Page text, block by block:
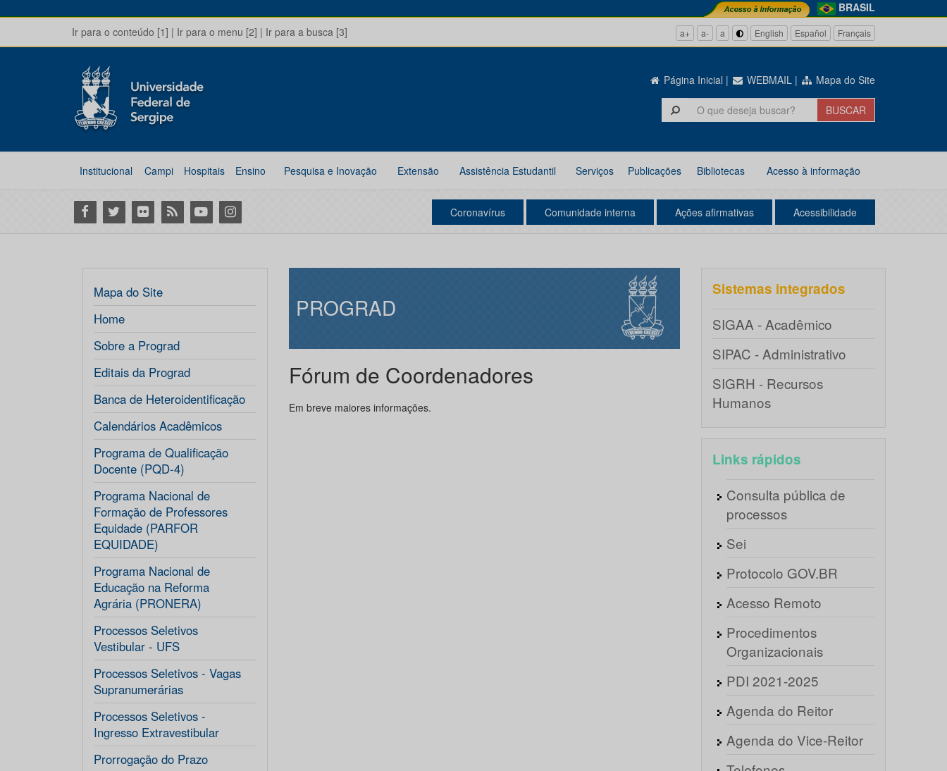
BRASIL
Ir para o conteúdo [1] | Ir para o menu [2] | Ir para a busca [3] a+ a- a English Español Français
Página Inicial | WEBMAIL | Mapa do Site
Institucional Campi Hospitais Ensino Pesquisa e Inovação Extensão Assistência Estudantil Serviços Publicações Bibliotecas Acesso à informação
Facebook
Twitter Flickr RSS YoutubeInstagram Coronavírus Comunidade interna Ações afirmativas Acessibilidade
Mapa do Site
Home
Sobre a Prograd
Editais da Prograd
Banca de Heteroidentificação
Calendários Acadêmicos
Programa de Qualificação
Docente (PQD-4)
Programa Nacional de
Formação de Professores
Equidade (PARFOR
EQUIDADE)
Programa Nacional de
Educação na Reforma
Agrária (PRONERA)
Processos Seletivos
Vestibular - UFS
Processos Seletivos - Vagas
Supranumerárias
Processos Seletivos -
Ingresso Extravestibular
Prorrogação do Prazo
PROGRAD
Fórum de Coordenadores
Em breve maiores informações.
Sistemas integrados
SIGAA - Acadêmico
SIPAC - Administrativo
SIGRH - Recursos
Humanos
Links rápidos
Consulta pública de
processos
Sei
Protocolo GOV.BR
Acesso Remoto
Procedimentos
Organizacionais
PDI 2021-2025
Agenda do Reitor
Agenda do Vice-Reitor